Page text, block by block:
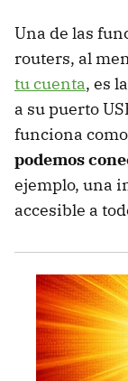
Una de las
routers, al
tu cuenta, es
a su puerto
funciona
podemos
ejemplo, una
accesible a